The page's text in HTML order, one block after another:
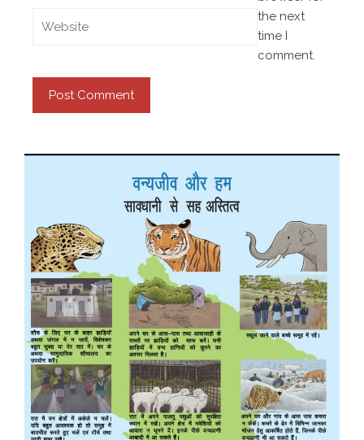
the next
time I
comment.